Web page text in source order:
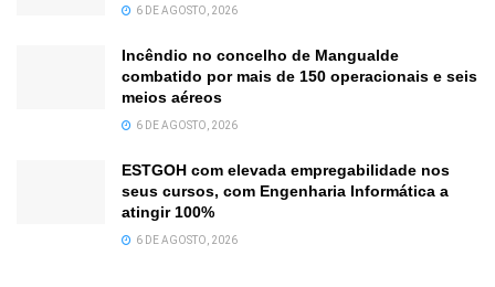
6 DE AGOSTO, 2026
Incêndio no concelho de Mangualde
combatido por mais de 150 operacionais e seis
meios aéreos
6 DE AGOSTO, 2026
ESTGOH com elevada empregabilidade nos
seus cursos, com Engenharia Informática a
atingir 100%
6 DE AGOSTO, 2026